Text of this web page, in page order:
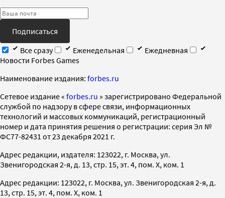
Подписаться
Все сразу
Еженедельная
Ежедневная
Новости Forbes Games
Наименование издания: forbes.ru
Cетевое издание « forbes.ru » зарегистрировано Федеральной
службой по надзору в сфере связи, информационных
технологий и массовых коммуникаций, регистрационный
номер и дата принятия решения о регистрации: серия Эл №
ФС77-82431 от 23 декабря 2021 г.
Адрес редакции, издателя: 123022, г. Москва, ул.
Звенигородская 2-я, д. 13, стр. 15, эт. 4, пом. X, ком. 1
Адрес редакции: 123022, г. Москва, ул. Звенигородская 2-я, д.
13, стр. 15, эт. 4, пом. X, ком. 1